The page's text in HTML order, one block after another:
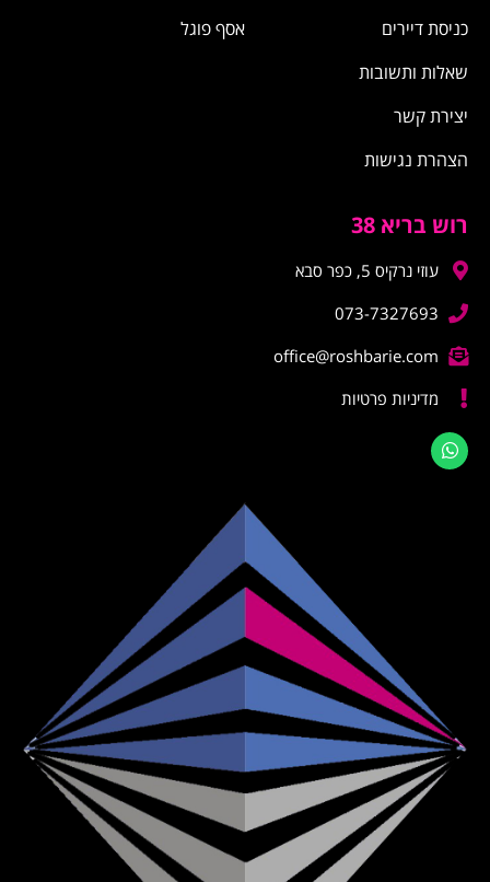
כניסת דיירים
שאלות ותשובות
יצירת קשר
הצהרת נגישות
אסף פוגל
רוש בריא 38
עוזי נרקיס 5, כפר סבא
073-7327693
office@roshbarie.com
מדיניות פרטיות